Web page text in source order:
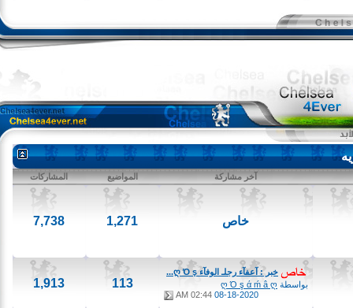
آخر مشاركة المواضيع المشاركات
خاص 1,271
7,738
خبر : آعفآء رجلـ الوفآء ღ Ό ş...
بواسطةღ Ό ş ά ḿ â ღ
08-18-2020
02:44 AM
113
1,913